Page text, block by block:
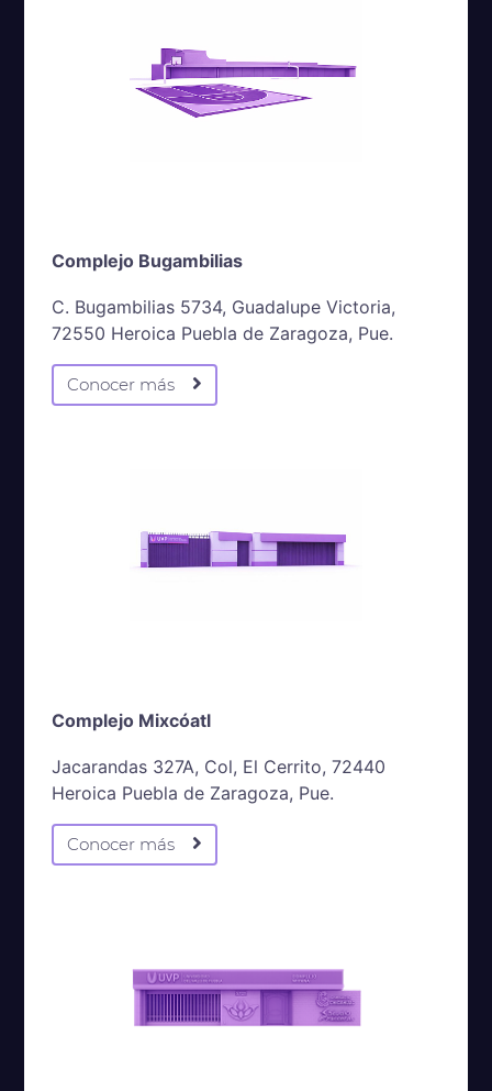
Complejo Bugambilias
C. Bugambilias 5734, Guadalupe Victoria,
72550 Heroica Puebla de Zaragoza, Pue.
Conocer más
Complejo Mixcóatl
Jacarandas 327A, Col, El Cerrito, 72440
Heroica Puebla de Zaragoza, Pue.
Conocer más